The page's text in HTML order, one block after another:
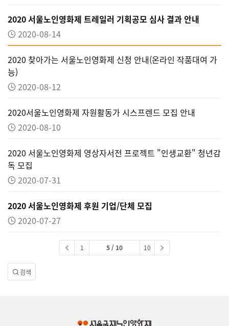
2020 서울노인영화제 트레일러 기획공모 심사 결과 안내
2020-08-14
2020 찾아가는 서울노인영화제 신청 안내(온라인 작품대여 가
능)
2020-08-12
2020서울노인영화제 자원활동가 시스프렌드 모집 안내
2020-08-10
2020 서울노인영화제 영상자서전 프로젝트 "인생교환" 청년감
독 모집
2020-07-31
2020 서울노인영화제 후원 기업/단체 모집
2020-07-27
1 5 / 10 10
검색